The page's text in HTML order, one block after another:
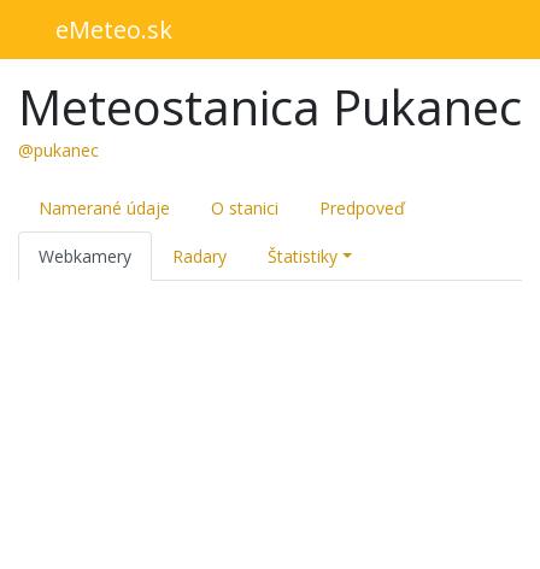
eMeteo.sk
Meteostanica Pukanec
@pukanec
Namerané údaje O stanici Predpoveď
Webkamery Radary Štatistiky